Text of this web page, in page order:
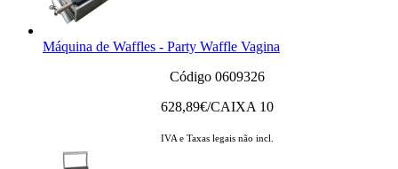
Máquina de Waffles - Party Waffle Vagina
Código 0609326
628,89€/CAIXA 10
IVA e Taxas legais não incl.